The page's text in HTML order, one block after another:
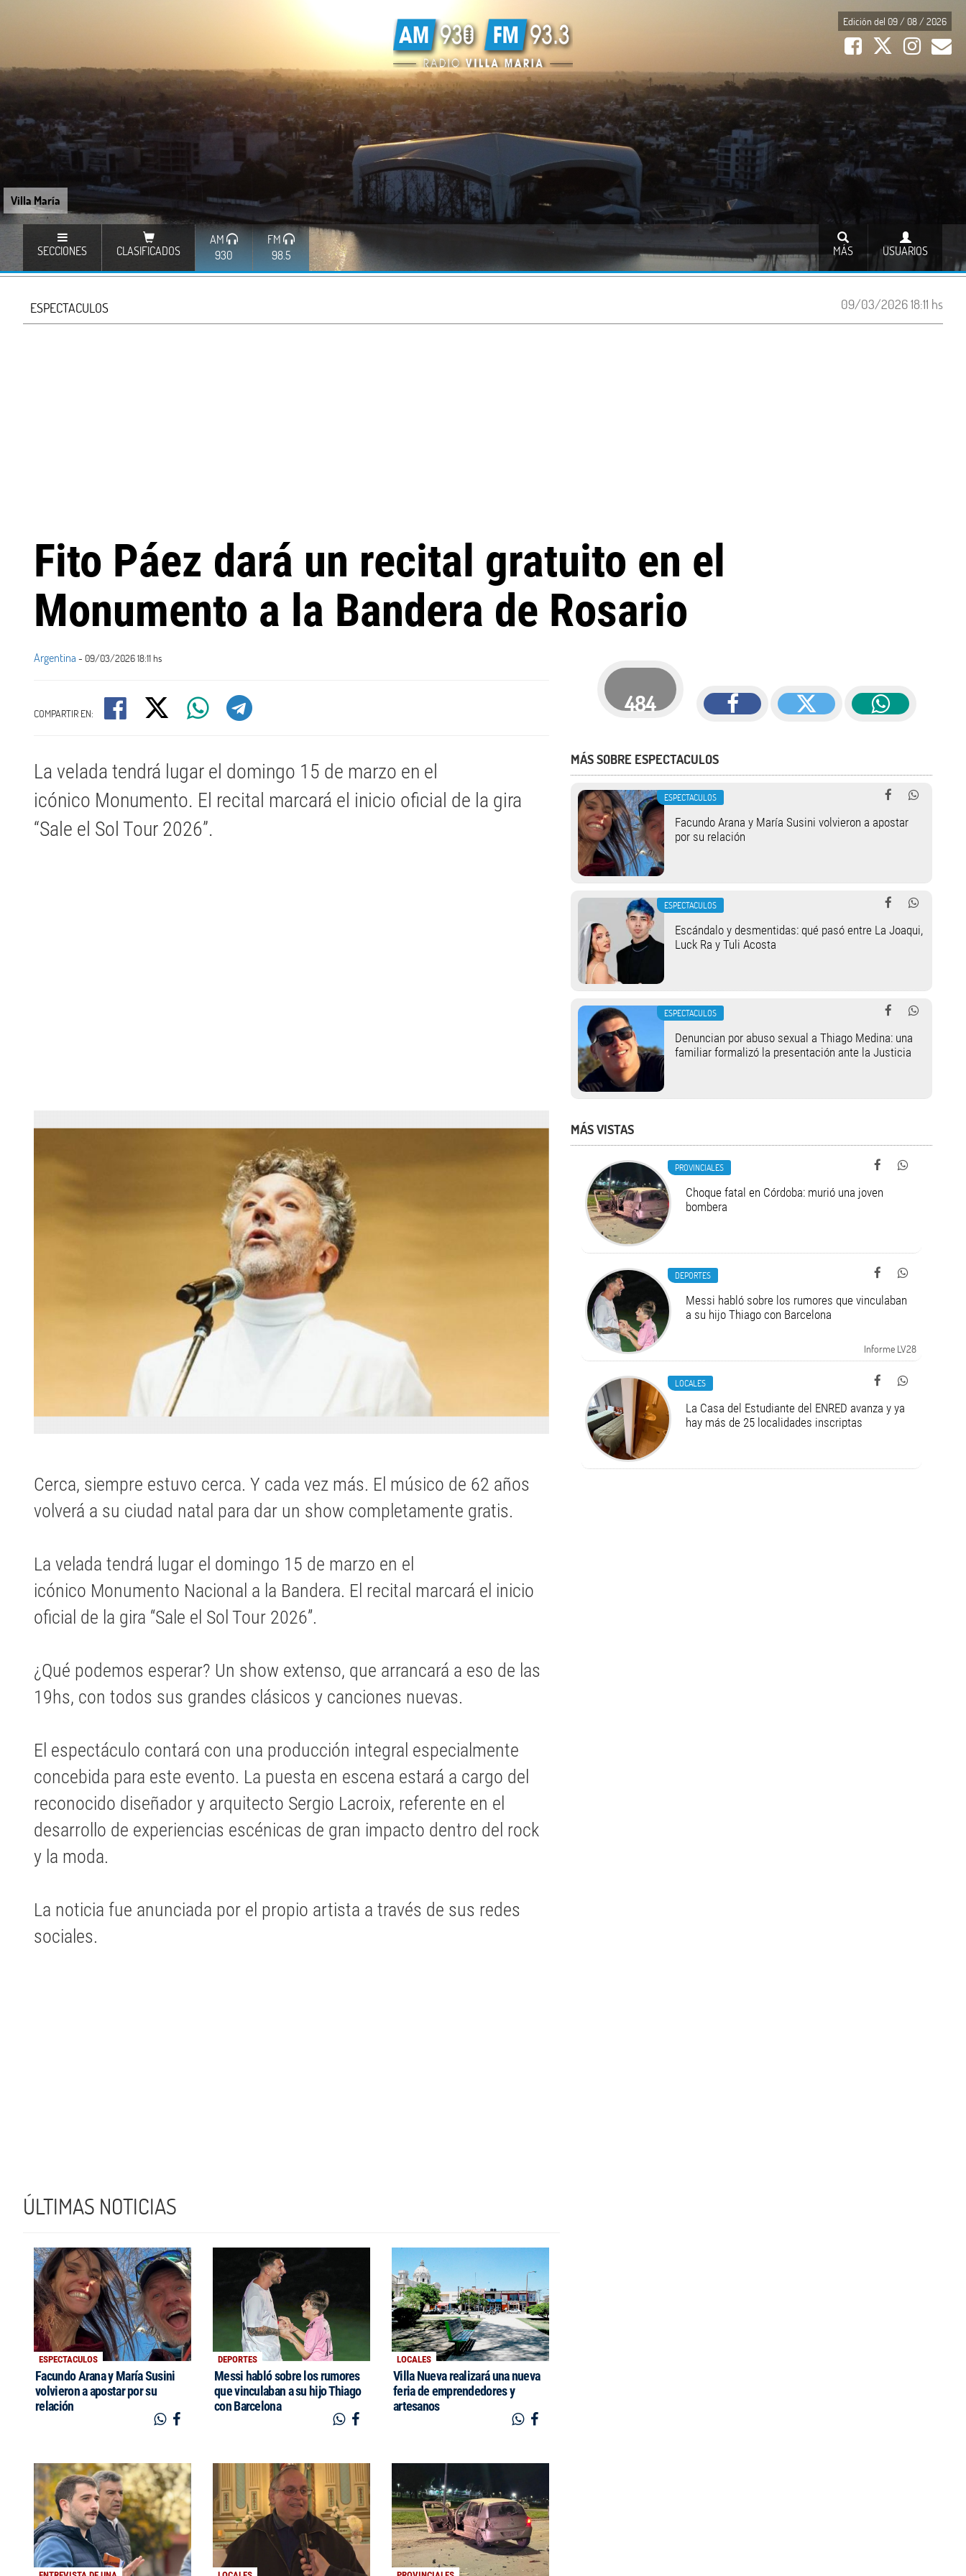
Villa María
Edición del 09 / 08 / 2026
SECCIONES CLASIFICADOS
AM
930
FM
98.5
USUARIOS
MÁS
09/03/2026 18:11 hs
ESPECTACULOS
Fito Páez dará un recital gratuito en el
Monumento a la Bandera de Rosario
Argentina - 09/03/2026 18:11 hs
COMPARTIR EN:
La velada tendrá lugar el domingo 15 de marzo en el
icónico Monumento. El recital marcará el inicio oficial de la gira
“Sale el Sol Tour 2026”.
Cerca, siempre estuvo cerca. Y cada vez más. El músico de 62 años
volverá a su ciudad natal para dar un show completamente gratis.
La velada tendrá lugar el domingo 15 de marzo en el
icónico Monumento Nacional a la Bandera. El recital marcará el inicio
oficial de la gira “Sale el Sol Tour 2026”.
¿Qué podemos esperar? Un show extenso, que arrancará a eso de las
19hs, con todos sus grandes clásicos y canciones nuevas.
El espectáculo contará con una producción integral especialmente
concebida para este evento. La puesta en escena estará a cargo del
reconocido diseñador y arquitecto Sergio Lacroix, referente en el
desarrollo de experiencias escénicas de gran impacto dentro del rock
y la moda.
La noticia fue anunciada por el propio artista a través de sus redes
sociales.
ÚLTIMAS NOTICIAS
ESPECTACULOS
Facundo Arana y María Susini
volvieron a apostar por su
relación
DEPORTES
Messi habló sobre los rumores
que vinculaban a su hijo Thiago
con Barcelona
LOCALES
Villa Nueva realizará una nueva
feria de emprendedores y
artesanos
484
MÁS SOBRE ESPECTACULOS
ESPECTACULOS
Facundo Arana y María Susini volvieron a apostar
por su relación
ESPECTACULOS
Escándalo y desmentidas: qué pasó entre La Joaqui,
Luck Ra y Tuli Acosta
ESPECTACULOS
Denuncian por abuso sexual a Thiago Medina: una
familiar formalizó la presentación ante la Justicia
MÁS VISTAS
PROVINCIALES
Choque fatal en Córdoba: murió una joven
bombera
DEPORTES
Messi habló sobre los rumores que vinculaban
a su hijo Thiago con Barcelona
Informe LV28
LOCALES
La Casa del Estudiante del ENRED avanza y ya
hay más de 25 localidades inscriptas